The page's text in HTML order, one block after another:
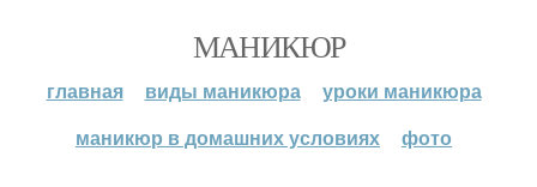
МАНИКЮР
главная виды маникюра
уроки маникюра
маникюр в домашних условиях
фото